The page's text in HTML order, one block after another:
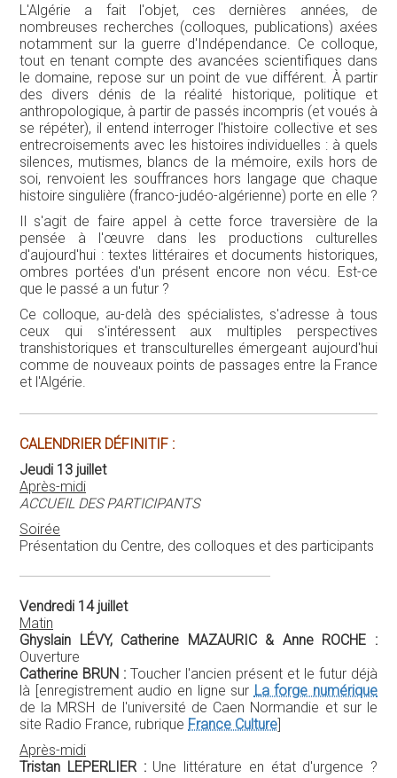
L'Algérie a fait l'objet, ces dernières années, de
nombreuses recherches (colloques, publications) axées
notamment sur la guerre d'Indépendance. Ce colloque,
tout en tenant compte des avancées scientifiques dans
le domaine, repose sur un point de vue différent. À partir
des divers dénis de la réalité historique, politique et
anthropologique, à partir de passés incompris (et voués à
se répéter), il entend interroger l'histoire collective et ses
entrecroisements avec les histoires individuelles : à quels
silences, mutismes, blancs de la mémoire, exils hors de
soi, renvoient les souffrances hors langage que chaque
histoire singulière (franco-judéo-algérienne) porte en elle ?
Il s'agit de faire appel à cette force traversière de la
pensée à l'œuvre dans les productions culturelles
d'aujourd'hui : textes littéraires et documents historiques,
ombres portées d'un présent encore non vécu. Est-ce
que le passé a un futur ?
Ce colloque, au-delà des spécialistes, s'adresse à tous
ceux qui s'intéressent aux multiples perspectives
transhistoriques et transculturelles émergeant aujourd'hui
comme de nouveaux points de passages entre la France
et l'Algérie.
CALENDRIER DÉFINITIF :
Jeudi 13 juillet
Après-midi
ACCUEIL DES PARTICIPANTS
Soirée
Présentation du Centre, des colloques et des participants
Vendredi 14 juillet
Matin
Ghyslain LÉVY, Catherine MAZAURIC & Anne ROCHE :
Ouverture
Catherine BRUN : Toucher l'ancien présent et le futur déjà
là [enregistrement audio en ligne sur La forge numérique
de la MRSH de l'université de Caen Normandie et sur le
site Radio France, rubrique France Culture]
Après-midi
Tristan LEPERLIER :Une littérature en état d'urgence ?